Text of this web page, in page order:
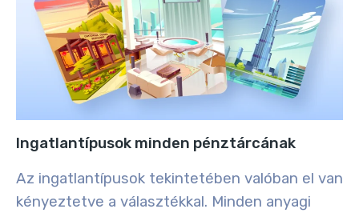
Ingatlantípusok minden pénztárcának
Az ingatlantípusok tekintetében valóban el van
kényeztetve a választékkal. Minden anyagi